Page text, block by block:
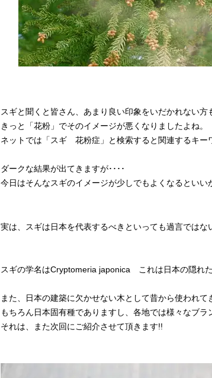
スギと聞くと皆さん、あまり良い印象をいだかれない方
きっと「花粉」でそのイメージが悪くなりましたよね。
ネットでは「スギ 花粉症」と検索すると関連するキー
ダークな結果が出てきますが････
今日はそんなスギのイメージが少しでもよくなるといい
実は、スギは日本を代表するべきといっても過言ではな
スギの学名はCryptomeria japonica これは日本の隠れた
また、日本の建築に欠かせない木として昔から使われて
もちろん日本固有種でありますし、各地では様々なブラ
それは、また次回にご紹介させて頂きます!!